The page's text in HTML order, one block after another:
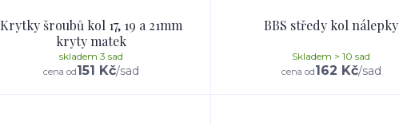
Krytky šroubů kol 17, 19 a 21mm
kryty matek
cena od151 Kč/sad
skladem 3 sad
BBS středy kol nálepky
cena od162 Kč/sad
Skladem > 10 sad